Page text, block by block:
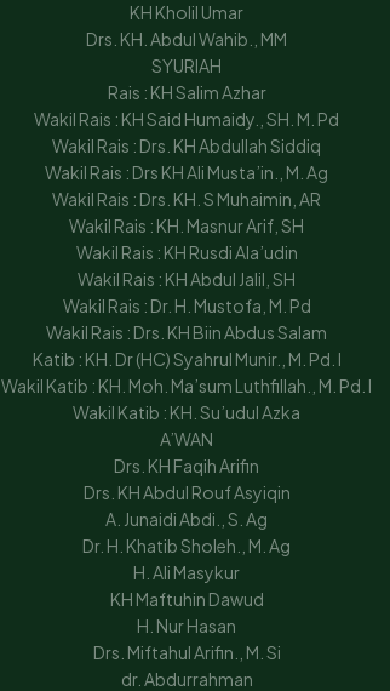
KH Kholil Umar
Drs. KH. Abdul Wahib., MM
SYURIAH
Rais : KH Salim Azhar
Wakil Rais : KH Said Humaidy., SH. M. Pd
Wakil Rais : Drs. KH Abdullah Siddiq
Wakil Rais : Drs KH Ali Musta’in., M. Ag
Wakil Rais : Drs. KH. S Muhaimin, AR
Wakil Rais : KH. Masnur Arif, SH
Wakil Rais : KH Rusdi Ala’udin
Wakil Rais : KH Abdul Jalil, SH
Wakil Rais : Dr. H. Mustofa, M. Pd
Wakil Rais : Drs. KH Biin Abdus Salam
Katib : KH. Dr (HC) Syahrul Munir., M. Pd. I
Wakil Katib : KH. Moh. Ma’sum Luthfillah., M. Pd. I
Wakil Katib : KH. Su’udul Azka
A’WAN
Drs. KH Faqih Arifin
Drs. KH Abdul Rouf Asyiqin
A. Junaidi Abdi., S. Ag
Dr. H. Khatib Sholeh., M. Ag
H. Ali Masykur
KH Maftuhin Dawud
H. Nur Hasan
Drs. Miftahul Arifin., M. Si
dr. Abdurrahman